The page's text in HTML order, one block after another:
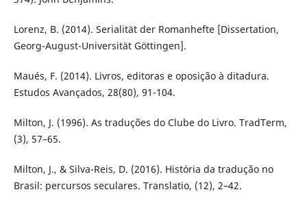
Lorenz, B. (2014). Serialität der Romanhefte [Dissertation,
Georg-August-Universität Göttingen].
Maués, F. (2014). Livros, editoras e oposição à ditadura.
Estudos Avançados, 28(80), 91-104.
Milton, J. (1996). As traduções do Clube do Livro. TradTerm,
(3), 57–65.
Milton, J., & Silva-Reis, D. (2016). História da tradução no
Brasil: percursos seculares. Translatio, (12), 2–42.